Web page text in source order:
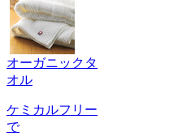
オーガニックタ
オル
ケミカルフリー
で